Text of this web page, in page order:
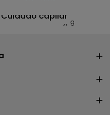
Solares
Cuidado capilar


